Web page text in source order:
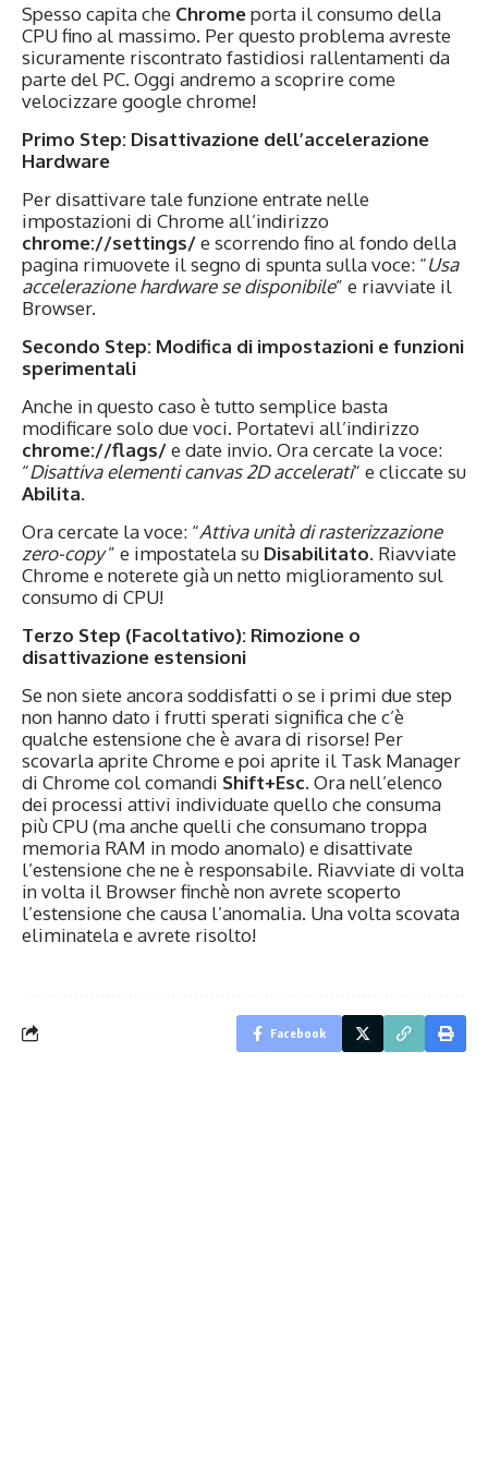
Spesso capita che Chromeporta il consumo della
CPU fino al massimo. Per questo problema avreste
sicuramente riscontrato fastidiosi rallentamenti da
parte del PC. Oggi andremo a scoprire come
velocizzare google chrome!
Primo Step: Disattivazione dell’accelerazione
Hardware
Per disattivare tale funzione entrate nelle
impostazioni di Chrome all’indirizzo
chrome://settings/e scorrendo fino al fondo della
pagina rimuovete il segno di spunta sulla voce: “Usa
accelerazione hardware se disponibile” e riavviate il
Browser.
Secondo Step: Modifica di impostazioni e funzioni
sperimentali
Anche in questo caso è tutto semplice basta
modificare solo due voci. Portatevi all’indirizzo
chrome://flags/e date invio. Ora cercate la voce:
“Disattiva elementi canvas 2D accelerati“ e cliccate su
Abilita.
Ora cercate la voce: “Attiva unità di rasterizzazione
zero-copy ” e impostatela su Disabilitato. Riavviate
Chrome e noterete già un netto miglioramento sul
consumo di CPU!
Terzo Step (Facoltativo): Rimozione o
disattivazione estensioni
Se non siete ancora soddisfatti o se i primi due step
non hanno dato i frutti sperati significa che c’è
qualche estensione che è avara di risorse! Per
scovarla aprite Chrome e poi aprite il Task Manager
di Chrome col comandi Shift+Esc. Ora nell’elenco
dei processi attivi individuate quello che consuma
più CPU (ma anche quelli che consumano troppa
memoria RAM in modo anomalo) e disattivate
l’estensione che ne è responsabile. Riavviate di volta
in volta il Browser finchè non avrete scoperto
l’estensione che causa l’anomalia. Una volta scovata
eliminatela e avrete risolto!
Facebook